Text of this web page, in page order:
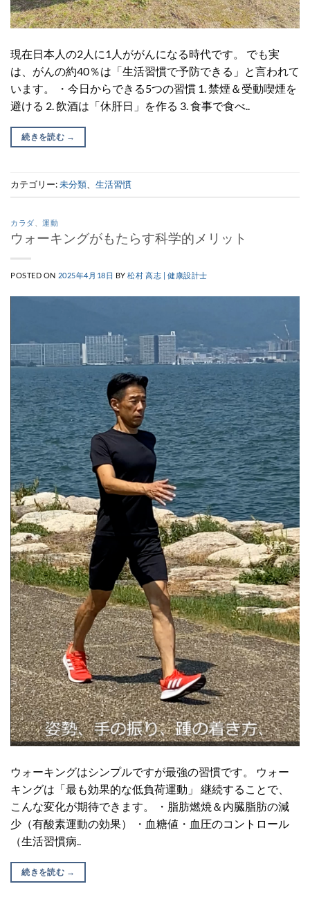
現在日本人の2人に1人ががんになる時代です。 でも実
は、がんの約40％は「生活習慣で予防できる」と言われて
います。 ・今日からできる5つの習慣 1. 禁煙＆受動喫煙を
避ける 2. 飲酒は「休肝日」を作る 3. 食事で食べ..
続きを読む →
カテゴリー:未分類 生活習慣
カラダ 、運動
ウォーキングがもたらす科学的メリット
POSTED ON 2025年4月18日 BY松村 高志 | 健康設計士
ウォーキングはシンプルですが最強の習慣です。 ウォー
キングは「最も効果的な低負荷運動」 継続することで、
こんな変化が期待できます。 ・脂肪燃焼＆内臓脂肪の減
少（有酸素運動の効果） ・血糖値・血圧のコントロール
（生活習慣病..
続きを読む →